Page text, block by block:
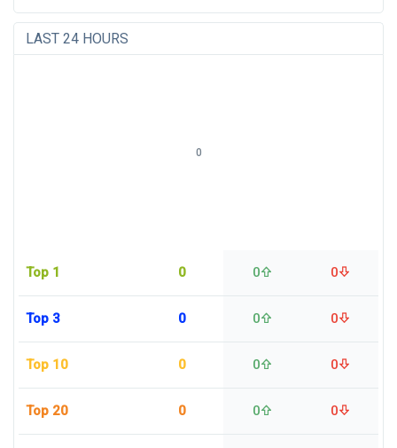
LAST 24 HOURS
Top 1 0 0 0
Top 3 0 0 0
Top 10 0 0 0
Top 20 0 0 0
0